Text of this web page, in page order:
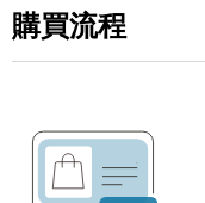
購買流程